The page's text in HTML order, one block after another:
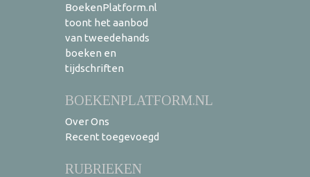
BoekenPlatform.nl
toont het aanbod
van tweedehands
boeken en
tijdschriften
BOEKENPLATFORM.NL
Over Ons
Recent toegevoegd
RUBRIEKEN